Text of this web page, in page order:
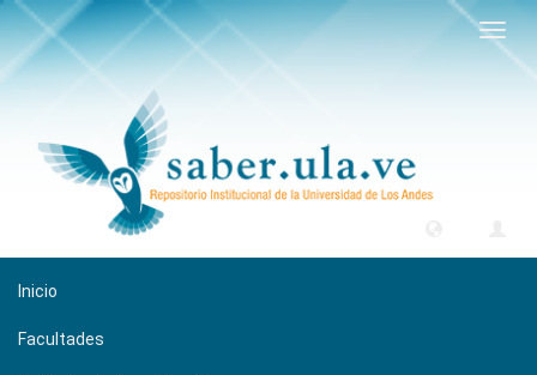
Inicio
Facultades